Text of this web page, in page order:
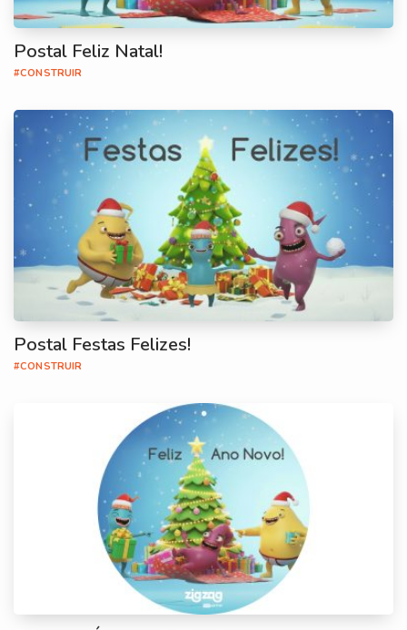
Postal Feliz Natal!
#CONSTRUIR
Postal Festas Felizes!
#CONSTRUIR